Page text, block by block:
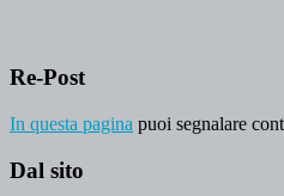
Re-Post
In questa pagina puoi segnalare
Dal sito